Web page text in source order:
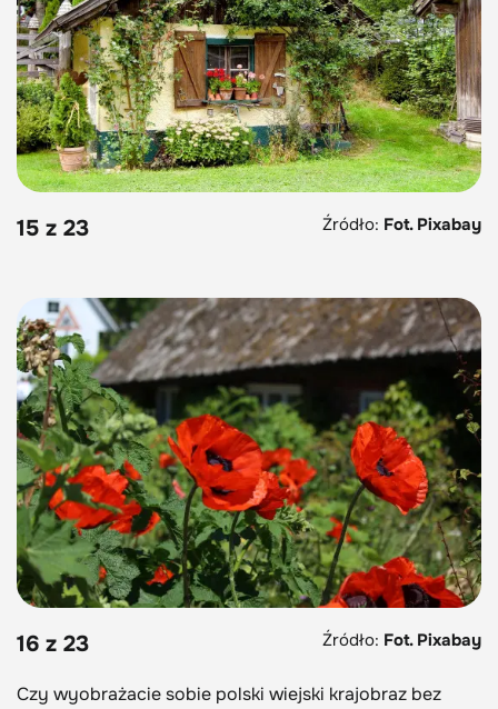
15 z 23 Źródło: Fot. Pixabay
16 z 23 Źródło: Fot. Pixabay
Czy wyobrażacie sobie polski wiejski krajobraz bez